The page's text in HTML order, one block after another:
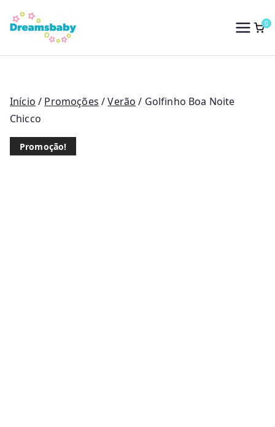
para
conteúdo
Dreams Baby
0
Início / Promoções /Verão / Golfinho Boa Noite
Chicco
Promoção!